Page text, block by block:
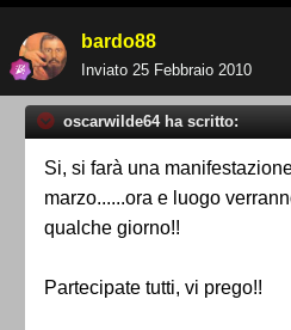
bardo88
Inviato 25 Febbraio 2010
oscarwilde64 ha scritto:
Si, si farà una
marzo......ora e luogo
qualche giorno!!
Partecipate tutti, vi prego!!